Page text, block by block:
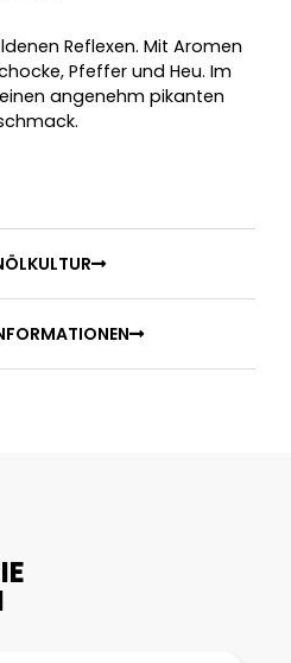
Reflexen. Mit Aromen
Pfeffer und Heu. Im
angenehm pikanten